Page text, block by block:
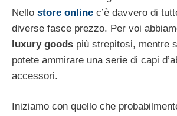
Nello store online c’è davvero di
diverse fasce prezzo. Per voi
luxury goods più strepitosi, mentre
potete ammirare una serie di capi
accessori.
Iniziamo con quello che